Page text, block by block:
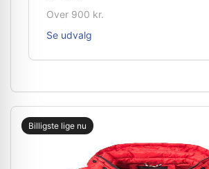
Over 900 kr.
Se udvalg
Billigste lige nu